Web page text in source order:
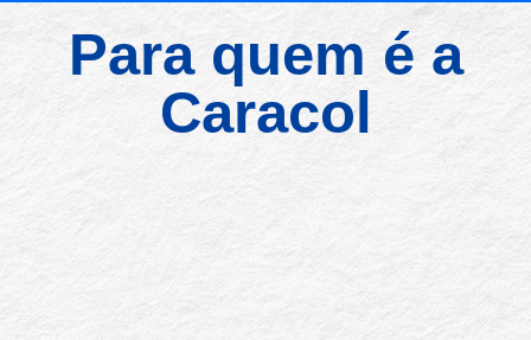
Para quem é a
Caracol